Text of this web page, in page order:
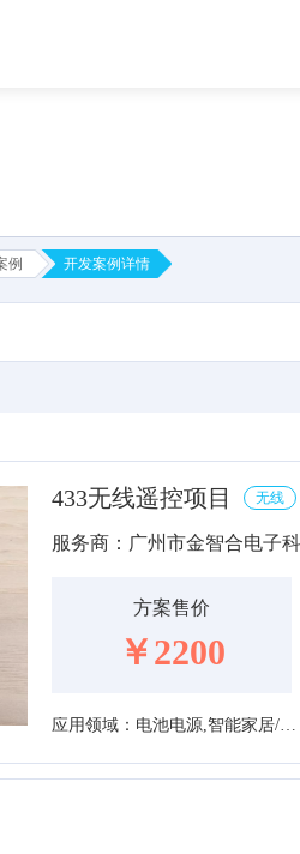
例 开发案例详情
433无线遥控项目 无线
服务商：广州市金智合电子
方案售价
￥2200
应用领域：电池电源,智能家居/家电,消费电子